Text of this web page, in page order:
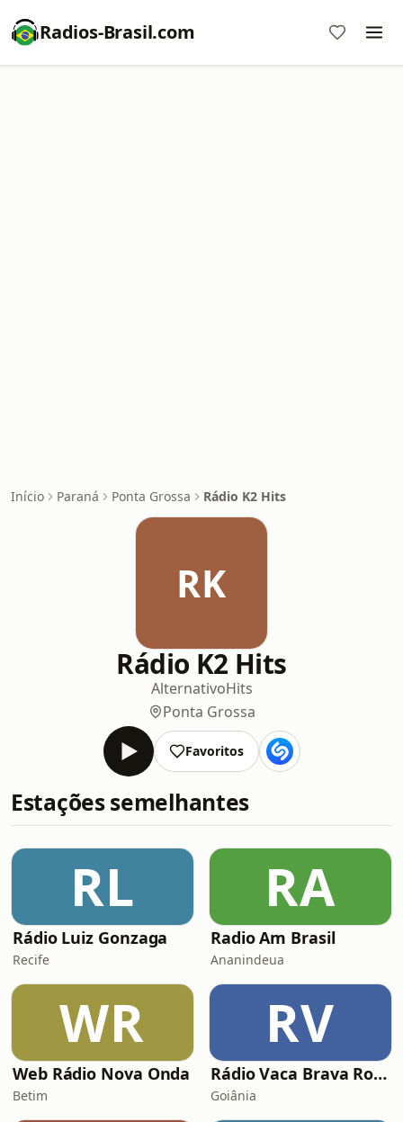
Radios-Brasil.com
Início Paraná Ponta Grossa Rádio K2 Hits
RK
Rádio K2 Hits
AlternativoHits
Ponta Grossa
Favoritos
Estações semelhantes
RL
Rádio Luiz Gonzaga
Recife
RA
Radio Am Brasil
Ananindeua
WR
Web Rádio Nova Onda
Betim
RV
Rádio Vaca Brava Rock
Goiânia